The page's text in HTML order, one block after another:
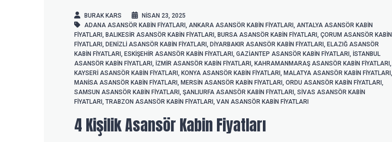
BURAK KARS
NISAN 23, 2025
ADANA ASANSÖR KABIN FIYATLARI ANKARA ASANSÖR KABIN FIYATLARI ANTALYA ASANSÖR KABIN
FIYATLARI BALIKESIR ASANSÖR KABIN FIYATLARI BURSA ASANSÖR KABIN FIYATLARI ÇORUM ASANSÖR KABIN
FIYATLARI DENIZLI ASANSÖR KABIN FIYATLARI DIYARBAKIR ASANSÖR KABIN FIYATLARI ELAZIĞ ASANSÖR
KABIN FIYATLARI ESKIŞEHIR ASANSÖR KABIN FIYATLARI GAZIANTEP ASANSÖR KABIN FIYATLARI ISTANBUL
ASANSÖR KABIN FIYATLARI IZMIR ASANSÖR KABIN FIYATLARI KAHRAMANMARAŞ ASANSÖR KABIN FIYATLARI
KAYSERI ASANSÖR KABIN FIYATLARI KONYA ASANSÖR KABIN FIYATLARI MALATYA ASANSÖR KABIN FIYATLARI
MANISA ASANSÖR KABIN FIYATLARI MERSIN ASANSÖR KABIN FIYATLARI ORDU ASANSÖR KABIN FIYATLARI
SAMSUN ASANSÖR KABIN FIYATLARI ŞANLIURFA ASANSÖR KABIN FIYATLARI SIVAS ASANSÖR KABIN
FIYATLARI TRABZON ASANSÖR KABIN FIYATLARI VAN ASANSÖR KABIN FIYATLARI
4 Kişilik Asansör Kabin Fiyatları